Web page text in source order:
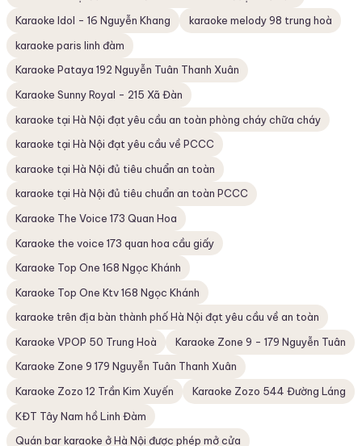
Karaoke Idol - 16 Nguyễn Khang
karaoke melody 98 trung hoà
karaoke paris linh đàm
Karaoke Pataya 192 Nguyễn Tuân Thanh Xuân
Karaoke Sunny Royal - 215 Xã Đàn
karaoke tại Hà Nội đạt yêu cầu an toàn phòng cháy chữa cháy
karaoke tại Hà Nội đạt yêu cầu về PCCC
karaoke tại Hà Nội đủ tiêu chuẩn an toàn
karaoke tại Hà Nội đủ tiêu chuẩn an toàn PCCC
Karaoke The Voice 173 Quan Hoa
Karaoke the voice 173 quan hoa cầu giấy
Karaoke Top One 168 Ngọc Khánh
Karaoke Top One Ktv 168 Ngọc Khánh
karaoke trên địa bàn thành phố Hà Nội đạt yêu cầu về an toàn
Karaoke VPOP 50 Trung Hoà
Karaoke Zone 9 - 179 Nguyễn Tuân
Karaoke Zone 9 179 Nguyễn Tuân Thanh Xuân
Karaoke Zozo 12 Trần Kim Xuyến
Karaoke Zozo 544 Đường Láng
KĐT Tây Nam hồ Linh Đàm
Quán bar karaoke ở Hà Nội được phép mở cửa